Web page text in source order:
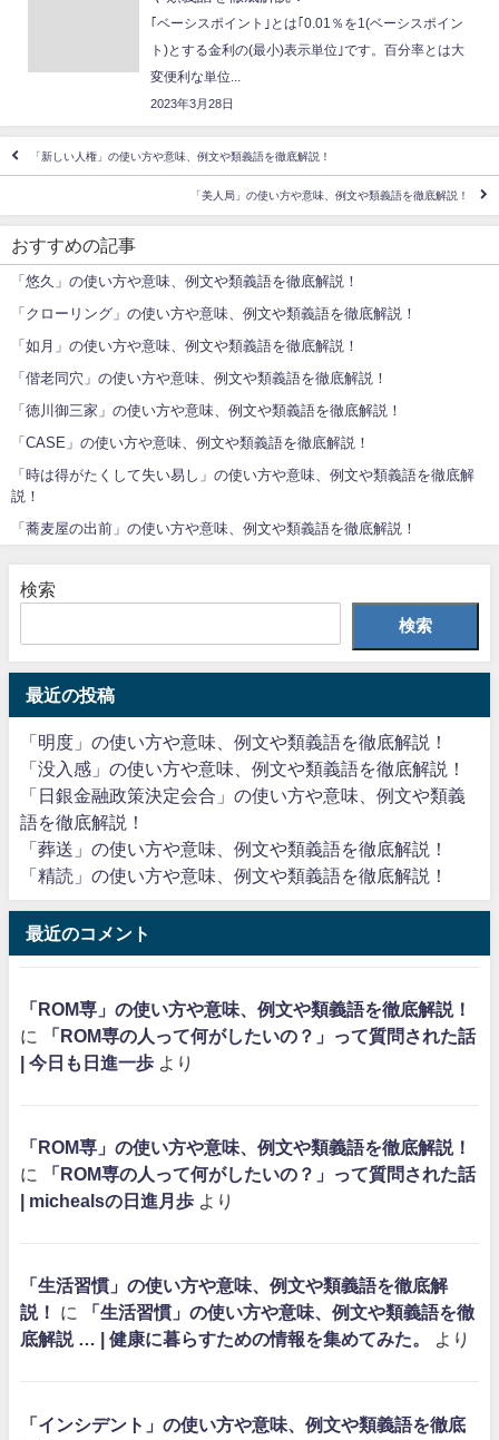
｢ベーシスポイント｣とは｢0.01％を1(ベーシスポイン
ト)とする金利の(最小)表示単位｣です。百分率とは大
変便利な単位...
2023年3月28日
「新しい人権」の使い方や意味、例文や類義語を徹底解説！
「美人局」の使い方や意味、例文や類義語を徹底解説！
おすすめの記事
「悠久」の使い方や意味、例文や類義語を徹底解説！
「クローリング」の使い方や意味、例文や類義語を徹底解説！
「如月」の使い方や意味、例文や類義語を徹底解説！
「偕老同穴」の使い方や意味、例文や類義語を徹底解説！
「徳川御三家」の使い方や意味、例文や類義語を徹底解説！
「CASE」の使い方や意味、例文や類義語を徹底解説！
「時は得がたくして失い易し」の使い方や意味、例文や類義語を徹底解
説！
「蕎麦屋の出前」の使い方や意味、例文や類義語を徹底解説！
検索
検索
最近の投稿
「明度」の使い方や意味、例文や類義語を徹底解説！
「没入感」の使い方や意味、例文や類義語を徹底解説！
「日銀金融政策決定会合」の使い方や意味、例文や類義
語を徹底解説！
「葬送」の使い方や意味、例文や類義語を徹底解説！
「精読」の使い方や意味、例文や類義語を徹底解説！
最近のコメント
「ROM専」の使い方や意味、例文や類義語を徹底解説！
に
「ROM専の人って何がしたいの？」って質問された話
| 今日も日進一歩 より
「ROM専」の使い方や意味、例文や類義語を徹底解説！
に
「ROM専の人って何がしたいの？」って質問された話
| michealsの日進月歩 より
「生活習慣」の使い方や意味、例文や類義語を徹底解
説！
に
「生活習慣」の使い方や意味、例文や類義語を徹
底解説 … | 健康に暮らすための情報を集めてみた。
より
「インシデント」の使い方や意味、例文や類義語を徹底